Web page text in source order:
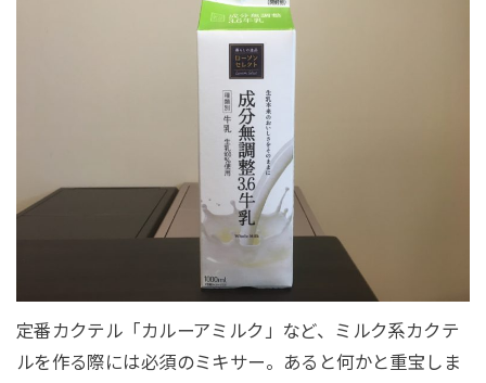
定番カクテル「カルーアミルク」など、ミルク系カクテ
ルを作る際には必須のミキサー。あると何かと重宝しま